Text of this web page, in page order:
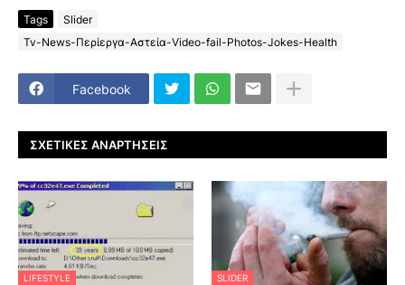
Tags
Slider
Tv-News-Περίεργα-Αστεία-Video-fail-Photos-Jokes-Health
Facebook
ΣΧΕΤΙΚΈΣ ΑΝΑΡΤΉΣΕΙΣ
LIFESTYLE SLIDER